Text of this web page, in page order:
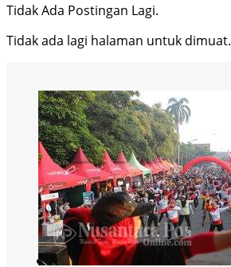
Tidak Ada Postingan Lagi.
Tidak ada lagi halaman untuk dimuat.